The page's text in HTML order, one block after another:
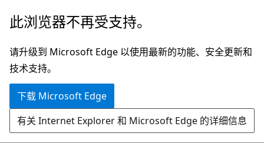
跳
主
要
内
此浏览器不再受支持。
请升级到 Microsoft Edge 以使用最新的功能、安全更新和
技术支持。
下载 Microsoft Edge
有关 Internet Explorer 和 Microsoft Edge 的详细信息